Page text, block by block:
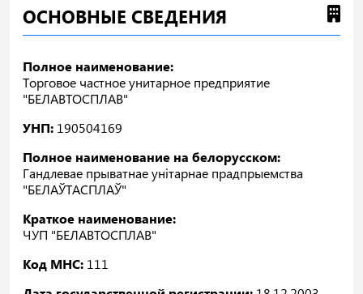
ОСНОВНЫЕ СВЕДЕНИЯ
Полное наименование:
Торговое частное унитарное предприятие
"БЕЛАВТОСПЛАВ"
УНП: 190504169
Полное наименование на белорусском:
Гандлевае прыватнае унiтарнае прадпрыемства
"БЕЛАЎТАСПЛАЎ"
Краткое наименование:
ЧУП "БЕЛАВТОСПЛАВ"
Код МНС: 111